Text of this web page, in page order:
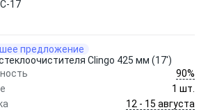
C-17
предложение
Clingo 425 мм (17')
90%
1 шт.
12 - 15 августа